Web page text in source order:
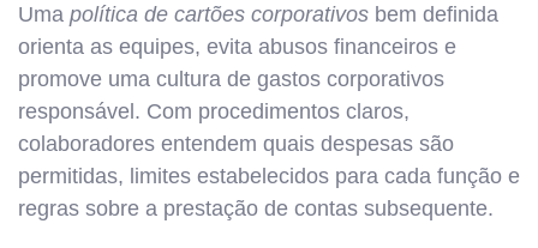
Uma política de cartões corporativos bem definida
orienta as equipes, evita abusos financeiros e
promove uma cultura de gastos corporativos
responsável. Com procedimentos claros,
colaboradores entendem quais despesas são
permitidas, limites estabelecidos para cada função e
regras sobre a prestação de contas subsequente.